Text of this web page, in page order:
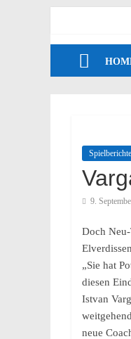
9.
Doch
„Sie hat
diesen
Istvan
neue